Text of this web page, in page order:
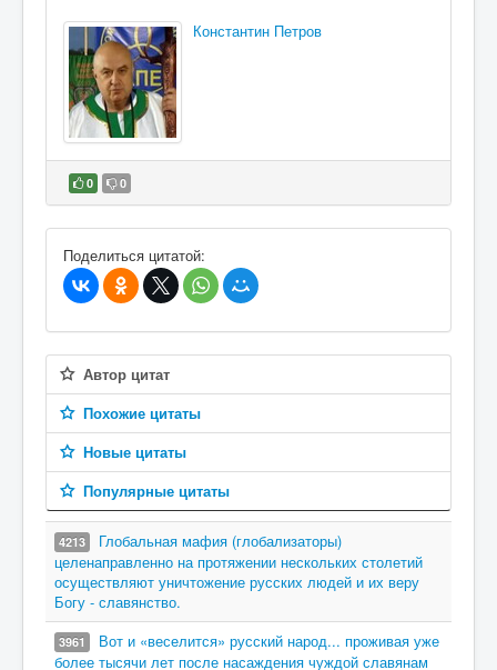
Константин Петров
0 0
В избранное
Поделиться цитатой:
Автор цитат
Похожие цитаты
Новые цитаты
Популярные цитаты
4213
Глобальная мафия (глобализаторы)
целенаправленно на протяжении нескольких столетий
осуществляют уничтожение русских людей и их веру
Богу - славянство.
3961
Вот и «веселится» русский народ... проживая уже
более тысячи лет после насаждения чуждой славянам